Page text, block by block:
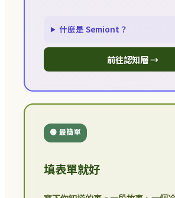
什麼是 Semiont？
前往認知層 →
🟢 最簡單
填表單就好